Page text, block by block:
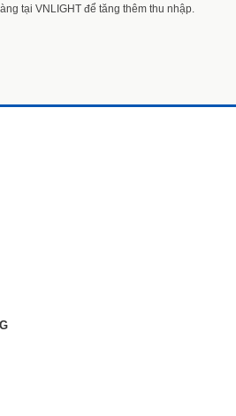
tại VNLIGHT để tăng thêm thu nhập.